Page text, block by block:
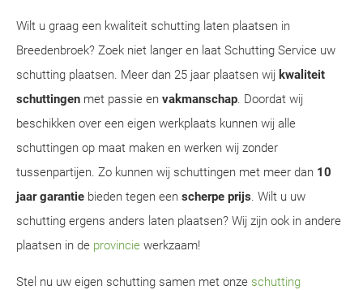
Wilt u graag een kwaliteit schutting laten plaatsen in
Breedenbroek? Zoek niet langer en laat Schutting Service uw
schutting plaatsen. Meer dan 25 jaar plaatsen wij kwaliteit
schuttingen met passie en vakmanschap. Doordat wij
beschikken over een eigen werkplaats kunnen wij alle
schuttingen op maat maken en werken wij zonder
tussenpartijen. Zo kunnen wij schuttingen met meer dan 10
jaar garantie bieden tegen een scherpe prijs. Wilt u uw
schutting ergens anders laten plaatsen? Wij zijn ook in andere
plaatsen in de provincie werkzaam!
Stel nu uw eigen schutting samen met onze schutting